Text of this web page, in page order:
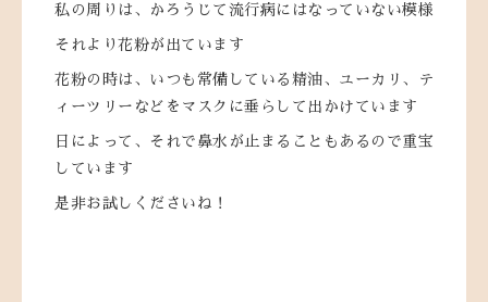
私の周りは、かろうじて流行病にはなっていない模様
それより花粉が出ています
花粉の時は、いつも常備している精油、ユーカリ、テ
ィーツリーなどをマスクに垂らして出かけています
日によって、それで鼻水が止まることもあるので重宝
しています
是非お試しくださいね！